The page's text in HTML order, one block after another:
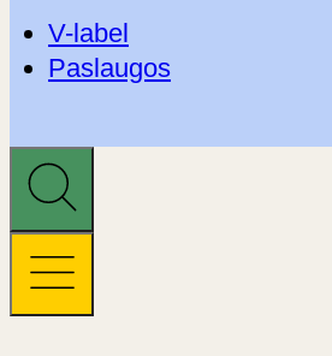
V-label
Paslaugos